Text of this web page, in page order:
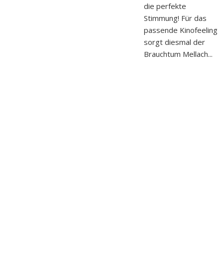
die perfekte
Stimmung! Für das
passende Kinofeeling
sorgt diesmal der
Brauchtum Mellach...